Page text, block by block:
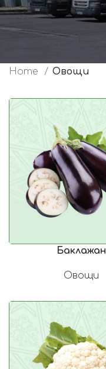
Home Овощи
Баклажан
Овощи